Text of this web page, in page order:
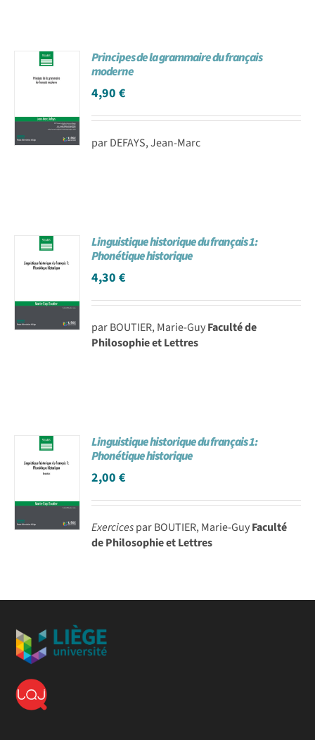
Principes de la grammaire du français
moderne
4,90€
par DEFAYS, Jean-Marc
Linguistique historique du français 1:
Phonétique historique
4,30€
par BOUTIER, Marie-GuyFaculté de
Philosophie et Lettres
Linguistique historique du français 1:
Phonétique historique
2,00€
Exercicespar BOUTIER, Marie-GuyFaculté
de Philosophie et Lettres